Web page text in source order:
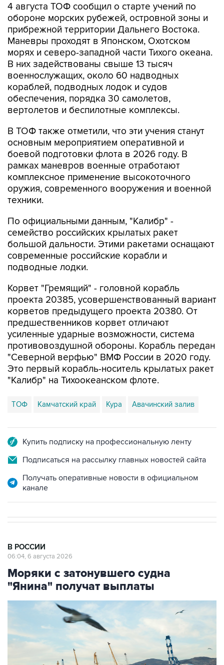
4 августа ТОФ сообщил о старте учений по
обороне морских рубежей, островной зоны и
прибрежной территории Дальнего Востока.
Маневры проходят в Японском, Охотском
морях и северо-западной части Тихого океана.
В них задействованы свыше 13 тысяч
военнослужащих, около 60 надводных
кораблей, подводных лодок и судов
обеспечения, порядка 30 самолетов,
вертолетов и беспилотные комплексы.
В ТОФ также отметили, что эти учения станут
основным мероприятием оперативной и
боевой подготовки флота в 2026 году. В
рамках маневров военные отработают
комплексное применение высокоточного
оружия, современного вооружения и военной
техники.
По официальными данным, "Калибр" -
семейство российских крылатых ракет
большой дальности. Этими ракетами оснащают
современные российские корабли и
подводные лодки.
Корвет "Гремящий" - головной корабль
проекта 20385, усовершенствованный вариант
корветов предыдущего проекта 20380. От
предшественников корвет отличают
усиленные ударные возможности, система
противовоздушной обороны. Корабль передан
"Северной верфью" ВМФ России в 2020 году.
Это первый корабль-носитель крылатых ракет
"Калибр" на Тихоокеанском флоте.
ТОФ Камчатский край Кура Авачинский залив
Купить подписку на профессиональную ленту
Подписаться на рассылку главных новостей сайта
Получать оперативные новости в официальном
канале
В РОССИИ
06:04, 6 августа 2026
Моряки с затонувшего судна
"Янина" получат выплаты